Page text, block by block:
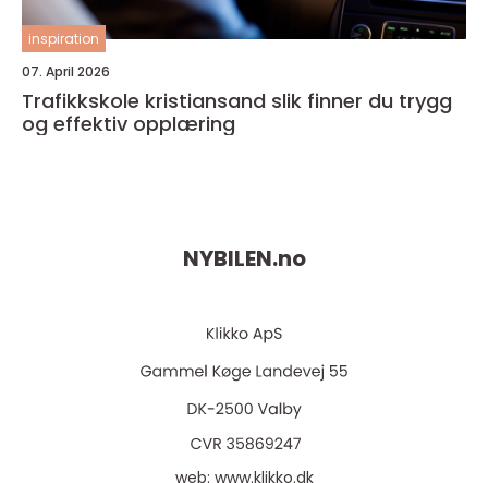
inspiration
07. April 2026
Trafikkskole kristiansand slik finner du trygg
og effektiv opplæring
NYBILEN.no
web: www.klikko.dk